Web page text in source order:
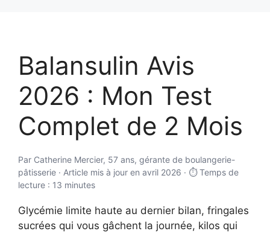
Balansulin Avis
2026 : Mon Test
Complet de 2 Mois
Par Catherine Mercier, 57 ans, gérante de boulangerie-
pâtisserie · Article mis à jour en avril 2026 · ⏱️ Temps de
lecture : 13 minutes
Glycémie limite haute au dernier bilan, fringales
sucrées qui vous gâchent la journée, kilos qui